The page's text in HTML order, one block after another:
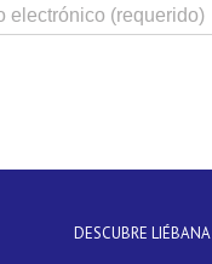
DESCUBRE LIÉBANA